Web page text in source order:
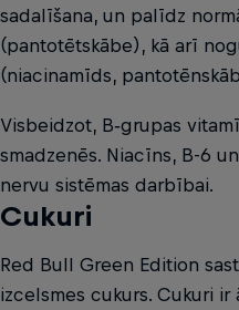
sadalīšana, un palīdz
(pantotētskābe), kā arī
(niacinamīds,
Visbeidzot, B‑grupas
smadzenēs. Niacīns, B-6
nervu sistēmas darbībai.
Cukuri
Red Bull Green Edition
izcelsmes cukurs. Cukuri